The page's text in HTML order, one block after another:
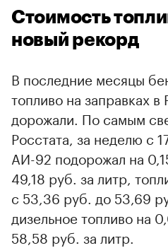
Стоимость
новый рекорд
В последние месяцы
топливо на заправках в
дорожали. По самым
Росстата, за неделю с
АИ-92 подорожал на
49,18 руб. за литр,
с 53,36 руб. до 53,69
дизельное топливо на
58,58 руб. за литр.